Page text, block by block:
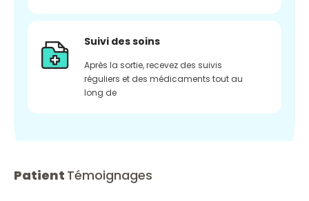
Suivi des soins
Après la sortie, recevez des suivis
réguliers et des médicaments tout au
long de
Patient Témoignages